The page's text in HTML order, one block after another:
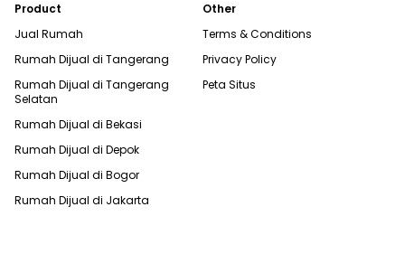
Product
Jual Rumah
Rumah Dijual di Tangerang
Rumah Dijual di Tangerang
Selatan
Rumah Dijual di Bekasi
Rumah Dijual di Depok
Rumah Dijual di Bogor
Rumah Dijual di Jakarta
Other
Terms & Conditions
Privacy Policy
Peta Situs